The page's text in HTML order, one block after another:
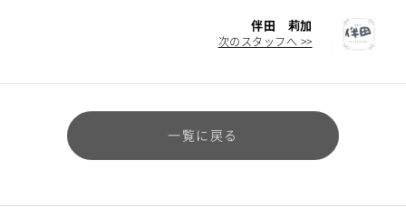
伴田 莉加
次のスタッフへ >>
一覧に戻る